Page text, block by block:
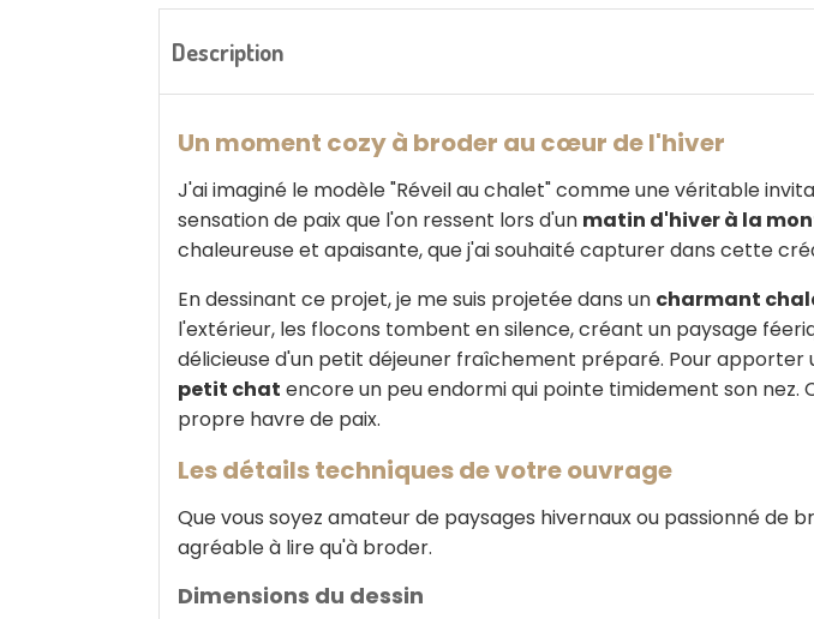
Description
Un moment cozy à broder au cœur de l'hiver
J'ai imaginé le modèle "Réveil au chalet" comme une véritable
sensation de paix que l'on ressent lors d'un matin d'hiver à la
chaleureuse et apaisante, que j'ai souhaité capturer dans cette
En dessinant ce projet, je me suis projetée dans un charmant
l'extérieur, les flocons tombent en silence, créant un paysage
délicieuse d'un petit déjeuner fraîchement préparé. Pour
petit chat encore un peu endormi qui pointe timidement son
propre havre de paix.
Les détails techniques de votre ouvrage
Que vous soyez amateur de paysages hivernaux ou passionné de
agréable à lire qu'à broder.
Dimensions du dessin